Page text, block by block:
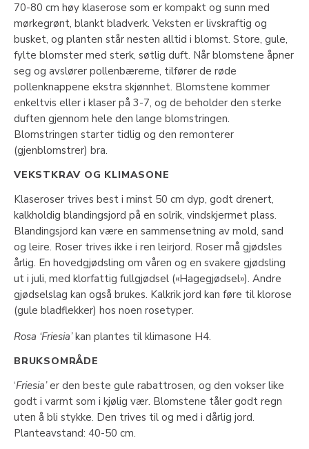
70-80 cm høy klaserose som er kompakt og sunn med
mørkegrønt, blankt bladverk. Veksten er livskraftig og
busket, og planten står nesten alltid i blomst. Store, gule,
fylte blomster med sterk, søtlig duft. Når blomstene åpner
seg og avslører pollenbærerne, tilfører de røde
pollenknappene ekstra skjønnhet. Blomstene kommer
enkeltvis eller i klaser på 3-7, og de beholder den sterke
duften gjennom hele den lange blomstringen.
Blomstringen starter tidlig og den remonterer
(gjenblomstrer) bra.
VEKSTKRAV OG KLIMASONE
Klaseroser trives best i minst 50 cm dyp, godt drenert,
kalkholdig blandingsjord på en solrik, vindskjermet plass.
Blandingsjord kan være en sammensetning av mold, sand
og leire. Roser trives ikke i ren leirjord. Roser må gjødsles
årlig. En hovedgjødsling om våren og en svakere gjødsling
ut i juli, med klorfattig fullgjødsel («Hagegjødsel»). Andre
gjødselslag kan også brukes. Kalkrik jord kan føre til klorose
(gule bladflekker) hos noen rosetyper.
Rosa ‘Friesia’kan plantes til klimasone H4.
BRUKSOMRÅDE
‘Friesia’er den beste gule rabattrosen, og den vokser like
godt i varmt som i kjølig vær. Blomstene tåler godt regn
uten å bli stykke. Den trives til og med i dårlig jord.
Planteavstand: 40-50 cm.